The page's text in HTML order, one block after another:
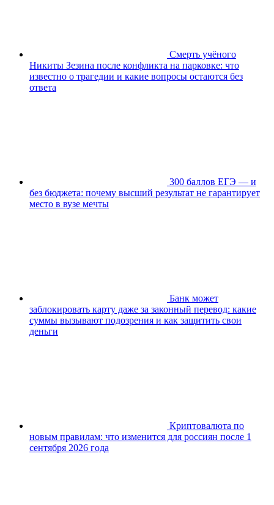
Смерть учёного
Никиты Зезина после конфликта на парковке: что
известно о трагедии и какие вопросы остаются без
ответа
300 баллов ЕГЭ — и
без бюджета: почему высший результат не гарантирует
место в вузе мечты
Банк может
заблокировать карту даже за законный перевод: какие
суммы вызывают подозрения и как защитить свои
деньги
Криптовалюта по
новым правилам: что изменится для россиян после 1
сентября 2026 года